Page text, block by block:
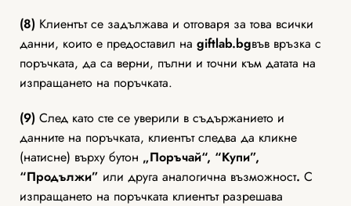
(8) Клиентът се задължава и отговаря за това всички
данни, които е предоставил на giftlab.bgвъв връзка с
поръчката, да са верни, пълни и точни към датата на
изпращането на поръчката.
(9) След като сте се уверили в съдържанието и
данните на поръчката, клиентът следва да кликне
(натисне) върху бутон „Поръчай“, “Купи”,
“Продължи” или друга аналогична възможност. С
изпращането на поръчката клиентът разрешава